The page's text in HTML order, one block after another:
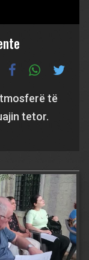
të
tetor.